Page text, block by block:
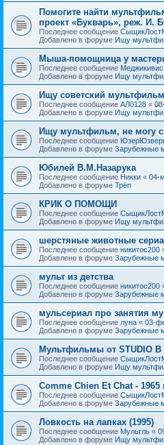
Помогите найти
проект «Букварь», реж. И.
Последнее сообщение
Добавлено в форуме Ищу
Мыша-помощница у
Последнее сообщение Меджикивис
Добавлено в форуме Ищу
Ищу советский
Последнее сообщение АЛ0128 «
Добавлено в форуме Ищу
Ищу мультфильм, не могу
Последнее сообщение
Добавлено в форуме Зарубежные
Юбилей В.М.Назарука
Последнее сообщение Никки « 04-
Добавлено в форуме Трёп
КРИК О ПОМОЩИ
Последнее сообщение
Добавлено в форуме Ищу
шерстяные животные
Последнее сообщение никитос200
Добавлено в форуме Зарубежные
мульт из детства
Последнее сообщение никитос200
Добавлено в форуме Зарубежные
мульсериал про занятия
Последнее сообщение луна « 03-
Добавлено в форуме Зарубежные
Мультфильмы от STUDIO B
Последнее сообщение
Добавлено в форуме Ищу
Comme Chien Et Chat - 1965
Последнее сообщение
Добавлено в форуме Зарубежные
Ловкость на лапках (1995)
Последнее сообщение Мультль «
Добавлено в форуме Ищу